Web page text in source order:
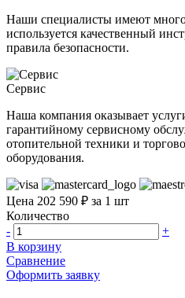
Наши специалисты имеют
используется качественный
правила безопасности.
Сервис
Наша компания оказывает
гарантийному сервисному
отопительной техники и
оборудования.
Цена 202 590 ₽ за 1 шт
Количество
-
+
В корзину
Сравнение
Оформить заявку